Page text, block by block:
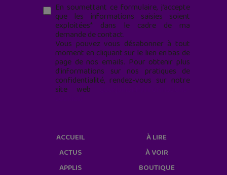
En soumettant ce formulaire, j’accepte
que les informations saisies soient
exploitées* dans le cadre de ma
demande de contact.
Vous pouvez vous désabonner à tout
moment en cliquant sur le lien en bas de
page de nos emails. Pour obtenir plus
d'informations sur nos pratiques de
confidentialité, rendez-vous sur notre
site web
ACCUEIL
ACTUS
APPLIS
À LIRE
À VOIR
BOUTIQUE